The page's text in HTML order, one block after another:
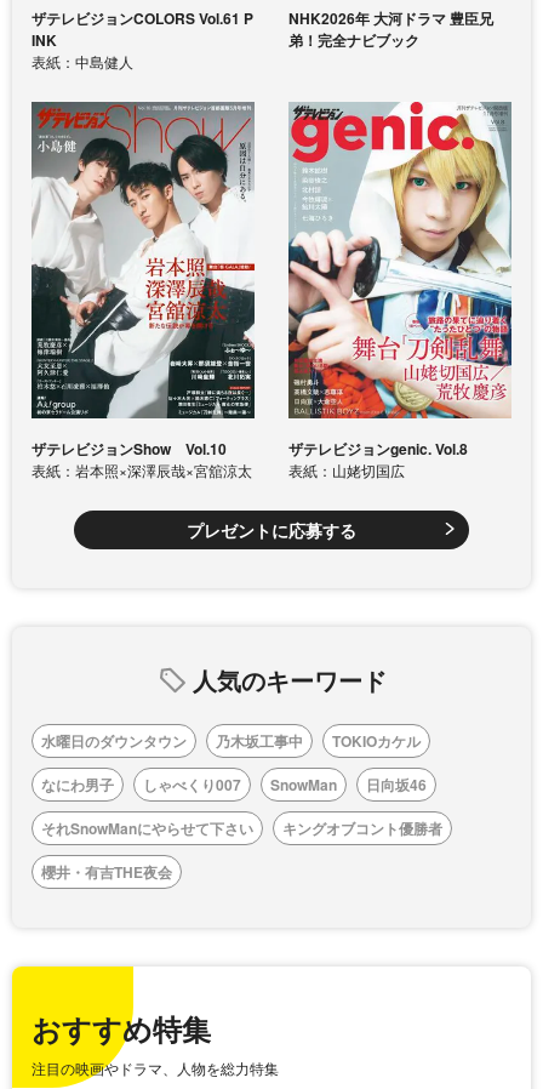
ザテレビジョンCOLORS Vol.61 P
INK
表紙：中島健人
NHK2026年 大河ドラマ 豊臣兄
弟！完全ナビブック
ザテレビジョンShow Vol.10
表紙：岩本照×深澤辰哉×宮舘涼太
ザテレビジョンgenic. Vol.8
表紙：山姥切国広
プレゼントに応募する
人気のキーワード
水曜日のダウンタウン 乃木坂工事中
TOKIOカケル
なにわ男子
しゃべくり007 SnowMan
日向坂46
それSnowManにやらせて下さい
キングオブコント優勝者
櫻井・有吉THE夜会
おすすめ特集
注目の映画やドラマ、人物を総力特集